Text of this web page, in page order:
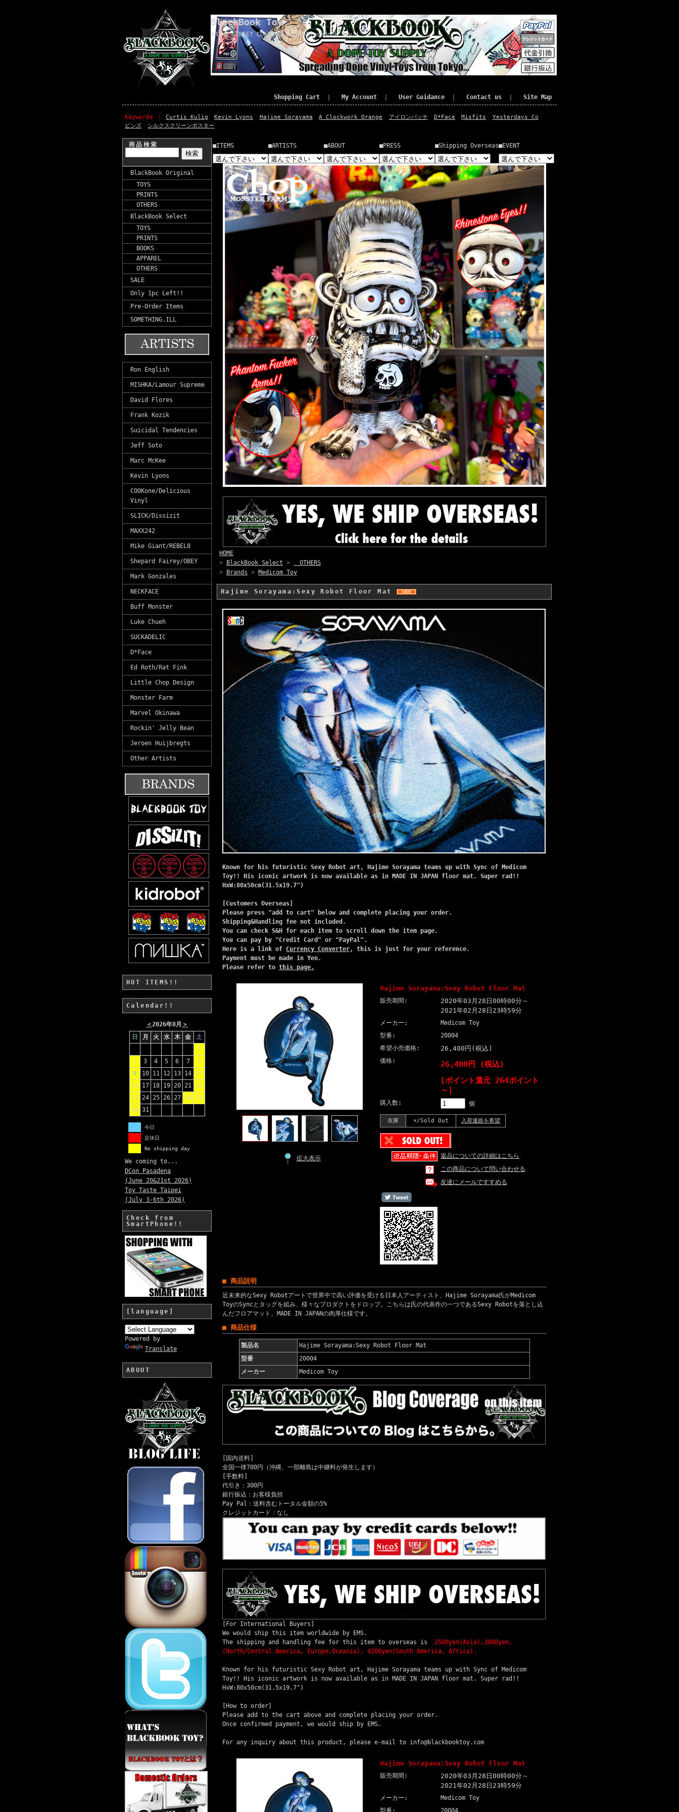
BlackBook Toy
ART x STREET CULTURE x TOY=BlackBook Toy!!
Shopping Cart My Account User Guidance Contact us Site Map
Keywords Curtis Kulig Kevin Lyons Hajime Sorayama A Clockwork Orange アイロンパッチ D*Face Misfits
Yesterdays Co
ピンズ
シルクスクリーンポスター
商品検索
BlackBook Original
TOYS
PRINTS
OTHERS
BlackBook Select
TOYS
PRINTS
BOOKS
APPAREL
OTHERS
SALE
Only 1pc Left!!
Pre-Order Items
SOMETHING.ILL
Ron English
MISHKA/Lamour Supreme
David Flores
Frank Kozik
Suicidal Tendencies
Jeff Soto
Marc McKee
Kevin Lyons
COOKone/Delicious
Vinyl
SLICK/Dissizit
MAXX242
Mike Giant/REBEL8
Shepard Fairey/OBEY
Mark Gonzales
NECKFACE
Buff Monster
Luke Chueh
SUCKADELIC
D*Face
Ed Roth/Rat Fink
Little Chop Design
Monster Farm
Marvel Okinawa
Rockin' Jelly Bean
Jeroen Huijbregts
Other Artists
HOT ITEMS!!
Calendar!!
＜2026年8月 ＞
日
月 火 水 木 金
土
1
2
3 4 5 6 7
8
9
10 11 12 13 14
15
16
17 18 19 20 21 22
23 24 25 26 27 28 29
30 31
今日
定休日
No shipping day
We coming to...
DCon Pasadena
(June 20&21st 2026)
Toy Taste Taipei
(July 3-6th 2026)
Check from
SmartPhone!!
[language]
Powered by
Translate
ABOUT
■ITEMS ■ARTISTS ■ABOUT ■PRESS ■Shipping Overseas■EVENT
HOME
>
BlackBook Select >
OTHERS
>
Brands > Medicom Toy
Hajime Sorayama:Sexy Robot Floor Mat
Known for his futuristic Sexy Robot art, Hajime Sorayama teams up with Sync of Medicom
Toy!! His iconic artwork is now available as in MADE IN JAPAN floor mat. Super rad!!
HxW:80x50cm(31.5x19.7")
[Customers Overseas]
Please press "add to cart" below and complete placing your order.
Shipping&Handling fee not included.
You can check S&H for each item to scroll down the item page.
You can pay by "Credit Card" or "PayPal".
Here is a link of Currency Converter, this is just for your reference.
Payment must be made in Yen.
Please refer to this page.
拡大表示
Hajime Sorayama:Sexy Robot Floor Mat
販売期間:
2020年03月28日00時00分～
2021年02月28日23時59分
メーカー:
Medicom Toy
型番:
20004
希望小売価格:
26,400円(税込)
価格:
26,400円 (税込)
[ポイント還元 264ポイント
～]
購入数: 個
在庫 ×/Sold Out 入荷連絡を希望
返品についての詳細はこちら
この商品について問い合わせる
友達にメールですすめる
■ 商品説明
近未来的なSexy Robotアートで世界中で高い評価を受ける日本人アーティスト、Hajime Sorayama氏がMedicom
ToyのSyncとタッグを組み、様々なプロダクトをドロップ。こちらは氏の代表作の一つであるSexy Robotを落とし込
んだフロアマット。MADE IN JAPANの肉厚仕様です。
■ 商品仕様
製品名
Hajime Sorayama:Sexy Robot Floor Mat
型番
20004
メーカー
Medicom Toy
[国内送料]
全国一律700円（沖縄、一部離島は中継料が発生します）
[手数料]
代引き：300円
銀行振込：お客様負担
Pay Pal：送料含むトータル金額の5%
クレジットカード：なし
[For International Buyers]
We would ship this item worldwide by EMS.
The shipping and handling fee for this item to overseas is
2500yen(Asia),3000yen.
(North/Central America, Europe,Oceania), 4200yen(South America, Africa).
Known for his futuristic Sexy Robot art, Hajime Sorayama teams up with Sync of Medicom
Toy!! His iconic artwork is now available as in MADE IN JAPAN floor mat. Super rad!!
HxW:80x50cm(31.5x19.7")
[How to order]
Please add to the cart above and complete placing your order.
Once confirmed payment, we would ship by EMS.
For any inquiry about this product, please e-mail to info@blackbooktoy.com
Hajime Sorayama:Sexy Robot Floor Mat
販売期間:
2020年03月28日00時00分～
2021年02月28日23時59分
メーカー:
Medicom Toy
型番:
20004